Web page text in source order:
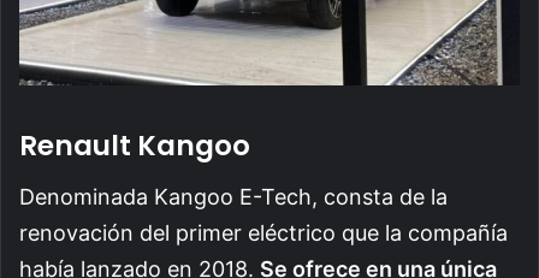
Renault Kangoo
Denominada Kangoo E-Tech, consta de la
renovación del primer eléctrico que la compañía
había lanzado en 2018. Se ofrece en una única